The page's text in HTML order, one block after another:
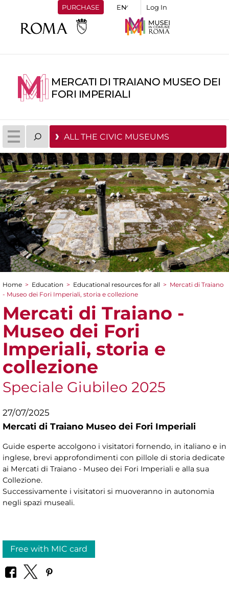
PURCHASE Log In
MERCATI DI TRAIANO MUSEO DEI
FORI IMPERIALI
ALL THE CIVIC MUSEUMS
You are here
Home > Education > Educational resources for all > Mercati di Traiano
- Museo dei Fori Imperiali, storia e collezione
Mercati di Traiano -
Museo dei Fori
Imperiali, storia e
collezione
Speciale Giubileo 2025
27/07/2025
Mercati di Traiano Museo dei Fori Imperiali
Guide esperte accolgono i visitatori fornendo, in italiano e in
inglese, brevi approfondimenti con pillole di storia dedicate
ai Mercati di Traiano - Museo dei Fori Imperiali e alla sua
Collezione.
Successivamente i visitatori si muoveranno in autonomia
negli spazi museali.
Free with MIC card